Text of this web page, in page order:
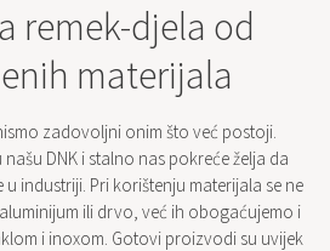
remek-djela od
materijala
zadovoljni onim što već postoji.
DNK i stalno nas pokreće želja da
industriji. Pri korištenju materijala se ne
ili drvo, već ih obogaćujemo i
i inoxom. Gotovi proizvodi su uvijek